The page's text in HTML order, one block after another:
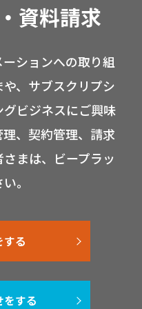
資料請求
ションへの取り組
、サブスクリプシ
ビジネスにご興味
、契約管理、請求
まは、ビープラッ
。
する
をする